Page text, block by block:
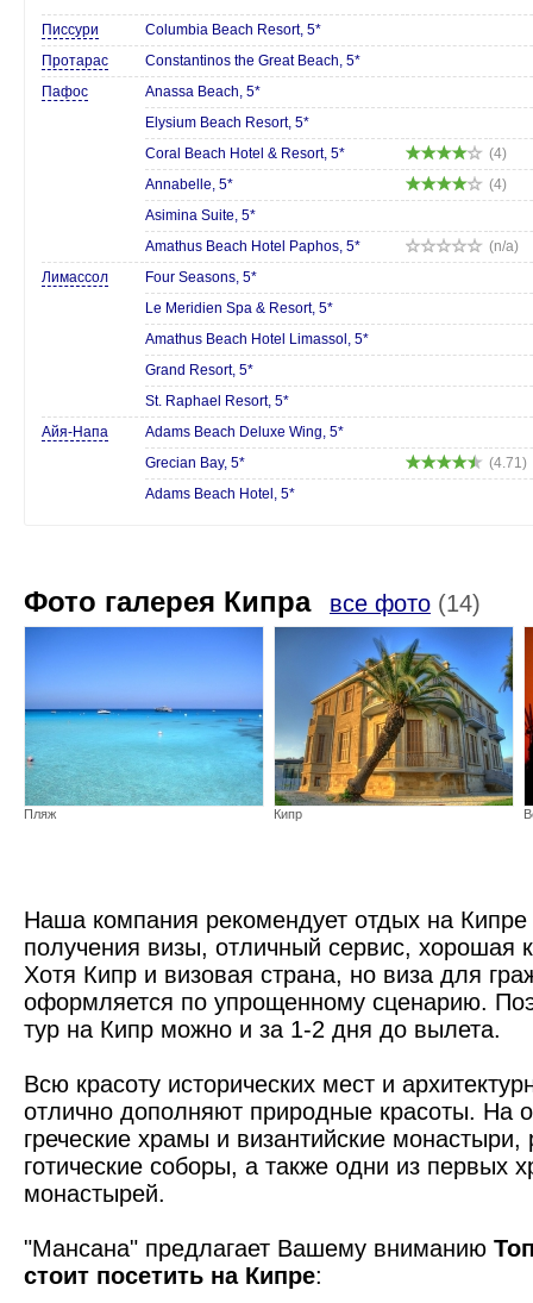
Писсури
Columbia Beach Resort, 5*
Протарас
Constantinos the Great Beach, 5*
Пафос
Anassa Beach, 5*
Elysium Beach Resort, 5*
Coral Beach Hotel & Resort, 5*
(4)
Annabelle, 5*
(4)
Asimina Suite, 5*
Amathus Beach Hotel Paphos, 5*
(n/a)
Лимассол
Four Seasons, 5*
Le Meridien Spa & Resort, 5*
Amathus Beach Hotel Limassol, 5*
Grand Resort, 5*
St. Raphael Resort, 5*
Айя-Напа
Adams Beach Deluxe Wing, 5*
Grecian Bay, 5*
(4.71)
Adams Beach Hotel, 5*
Фото галерея Кипра все фото (14)
Пляж Кипр
Пальма
Наша компания рекомендует отдых на Кипре
получения визы, отличный сервис, хорошая
Хотя Кипр и визовая страна, но виза для
оформляется по упрощенному сценарию.
тур на Кипр можно и за 1-2 дня до вылета.
Всю красоту исторических мест и
отлично дополняют природные красоты. На
греческие храмы и византийские монастыри,
готические соборы, а также одни из первых
монастырей.
"Мансана" предлагает Вашему вниманию
стоит посетить на Кипре: